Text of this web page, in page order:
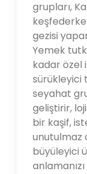
grupları,
gezisi
Yemek
kadar özel
sürükleyici
seyahat
geliştirir,
bir kaşif,
unutulmaz
büyüleyici